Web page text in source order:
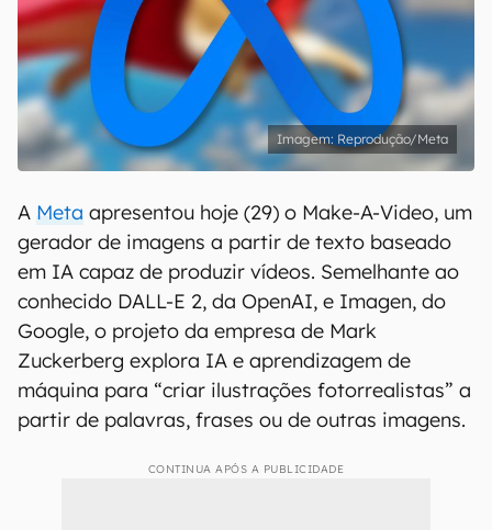
Reprodução/Meta
A Meta apresentou hoje (29) o Make-A-Video, um
gerador de imagens a partir de texto baseado
em IA capaz de produzir vídeos. Semelhante ao
conhecido DALL-E 2, da OpenAI, e Imagen, do
Google, o projeto da empresa de Mark
Zuckerberg explora IA e aprendizagem de
máquina para “criar ilustrações fotorrealistas” a
partir de palavras, frases ou de outras imagens.
CONTINUA APÓS A PUBLICIDADE